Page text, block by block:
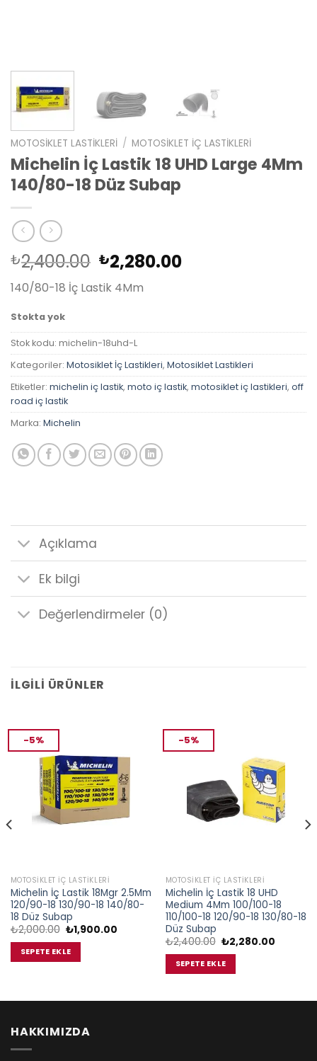
MOTOSIKLET LASTIKLERI / MOTOSIKLET İÇ LASTIKLERI
Michelin İç Lastik 18 UHD Large 4Mm
140/80-18 Düz Subap
₺2,400.00 Orijinal
fiyat:
₺2,400.00.
₺2,280.00Şu
140/80-18 İç Lastik 4Mm
Stokta yok
Stok kodu: michelin-18uhd-L
Kategoriler: Motosiklet İç Lastikleri, Motosiklet Lastikleri
Etiketler: michelin iç lastik, moto iç lastik, motosiklet iç lastikleri, off
road iç lastik
Marka: Michelin
Açıklama
Ek bilgi
Değerlendirmeler (0)
İLGILI ÜRÜNLER
-5%
MOTOSIKLET İÇ LASTIKLERI
Michelin İç Lastik 18Mgr 2.5Mm
120/90-18 130/90-18 140/80-
18 Düz Subap
₺2,000.00 Orijinal
fiyat:
₺2,000.00.
₺1,900.00Şu
SEPETE EKLE
-5%
MOTOSIKLET İÇ LASTIKLERI
Michelin İç Lastik 18 UHD
Medium 4Mm 100/100-18
110/100-18 120/90-18 130/80-18
Düz Subap
₺2,400.00 Orijinal
fiyat:
₺2,400.00.
₺2,280.00Şu
SEPETE EKLE
HAKKIMIZDA